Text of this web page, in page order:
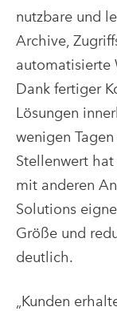
nutzbare und
Archive,
automatisierte
Dank fertiger
Lösungen
wenigen
Stellenwert
mit anderen
Solutions
Größe und
deutlich.
„Kunden